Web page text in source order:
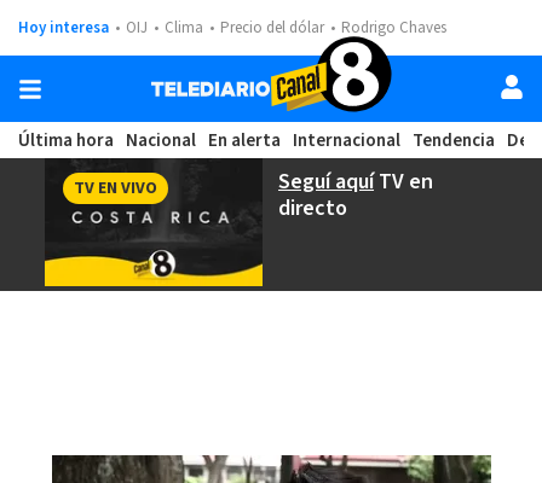
Hoy interesa OIJ Clima Precio del dólar Rodrigo Chaves
Última hora Nacional En alerta Internacional Tendencia
Seguí aquíTV en
directo
TV EN VIVO